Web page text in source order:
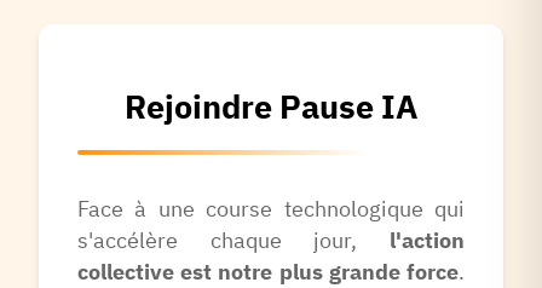
Rejoindre Pause IA
Face à une course technologique qui
s'accélère chaque jour, l'action
collective est notre plus grande force.